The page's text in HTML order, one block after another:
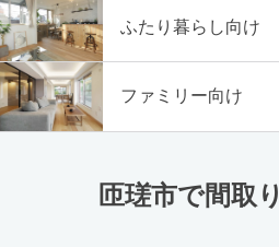
ふたり暮らし向け
ファミリー向け
匝瑳市で間取